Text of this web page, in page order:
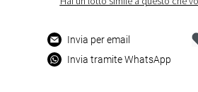
Invia per email
Invia tramite WhatsApp